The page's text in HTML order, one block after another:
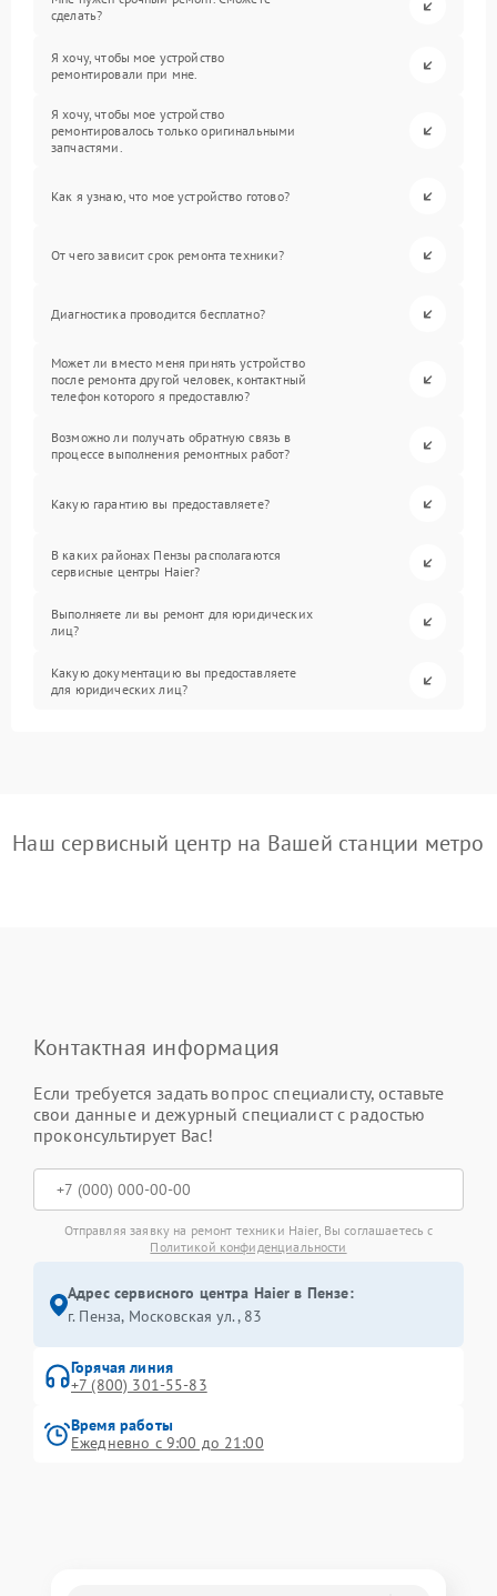
сделать?
Я хочу, чтобы мое устройство
ремонтировали при мне.
Я хочу, чтобы мое устройство
ремонтировалось только оригинальными
запчастями.
Как я узнаю, что мое устройство готово?
От чего зависит срок ремонта техники?
Диагностика проводится бесплатно?
Может ли вместо меня принять устройство
после ремонта другой человек, контактный
телефон которого я предоставлю?
Возможно ли получать обратную связь в
процессе выполнения ремонтных работ?
Какую гарантию вы предоставляете?
В каких районах Пензы располагаются
сервисные центры Haier?
Выполняете ли вы ремонт для юридических
лиц?
Какую документацию вы предоставляете
для юридических лиц?
Наш сервисный центр на Вашей станции метро
Контактная информация
Если требуется задать вопрос специалисту, оставьте
свои данные и дежурный специалист с радостью
проконсультирует Вас!
Отправляя заявку на ремонт техники Haier, Вы соглашаетесь с
Политикой конфиденциальности
Адрес сервисного центра Haier в Пензе:
г. Пенза, Московская ул., 83
Горячая линия
+7 (800) 301-55-83
Время работы
Ежедневно с 9:00 до 21:00